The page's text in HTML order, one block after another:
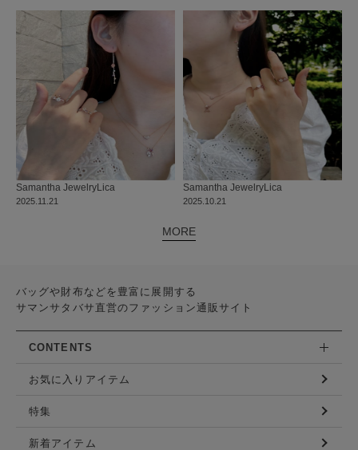
2025.11.21
Samantha JewelryLica
2025.10.21
Samantha JewelryLica
MORE
バッグや財布などを豊富に展開する
サマンサタバサ直営のファッション通販サイト
CONTENTS
お気に入りアイテム
特集
新着アイテム